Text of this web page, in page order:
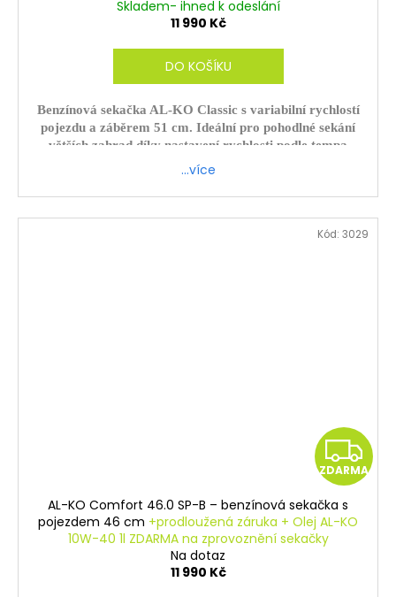
Skladem- ihned k odeslání
11 990 Kč
DO KOŠÍKU
Benzínová sekačka AL-KO Classic s variabilní rychlostí
pojezdu a záběrem 51 cm. Ideální pro pohodlné sekání
větších zahrad díky nastavení rychlosti podle tempa
obsluhy.
Platí pouze při osobním odběru.
…více
Z
D
ZDARMA
AL-KO Comfort 46.0 SP-B – benzínová sekačka s
pojezdem 46 cm +prodloužená záruka + Olej AL-KO
10W-40 1l ZDARMA na zprovoznění sekačky
Na dotaz
11 990 Kč
Kód: 3029